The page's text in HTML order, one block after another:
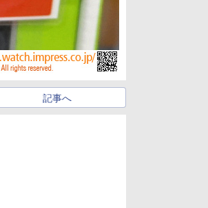
記事へ